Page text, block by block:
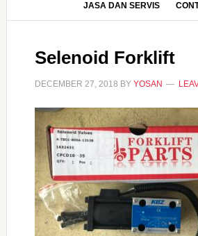
JASA DAN SERVIS
Selenoid Forklift
DECEMBER 27, 2018 BY YOSAN